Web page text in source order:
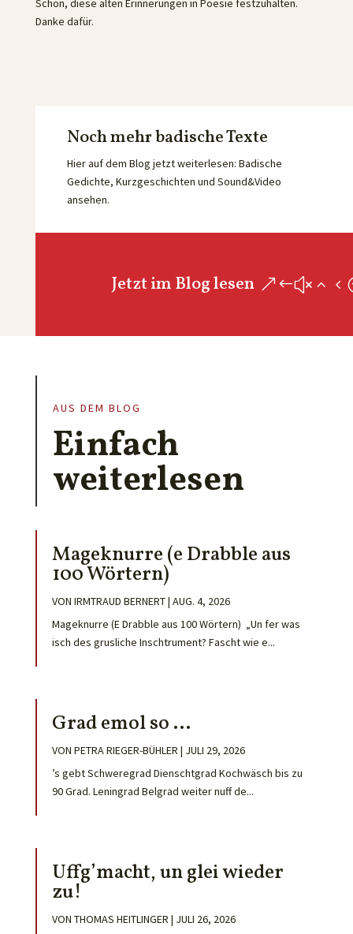
Schön, diese alten Erinnerungen in Poesie festzuhalten.
Danke dafür.
Noch mehr badische Texte
Hier auf dem Blog jetzt weiterlesen: Badische
Gedichte, Kurzgeschichten und Sound&Video
ansehen.
Jetzt im Blog lesen
AUS DEM BLOG
Einfach
weiterlesen
Mageknurre (e Drabble aus
100 Wörtern)
VON IRMTRAUD BERNERT| AUG. 4, 2026
Mageknurre (E Drabble aus 100 Wörtern) „Un fer was
isch des grusliche Inschtrument? Fascht wie e...
Grad emol so …
VON PETRA RIEGER-BÜHLER | JULI 29, 2026
’s gebt Schweregrad Dienschtgrad Kochwäsch bis zu
90 Grad. Leningrad Belgrad weiter nuff de...
Uffg’macht, un glei wieder
zu!
VON THOMAS HEITLINGER | JULI 26, 2026